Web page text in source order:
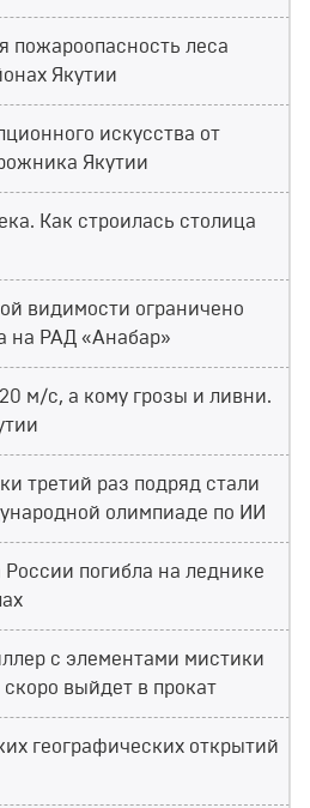
пожароопасность леса
Якутии
искусства от
Якутии
Как строилась столица
видимости ограничено
на РАД «Анабар»
м/с, а кому грозы и ливни.
третий раз подряд стали
олимпиаде по ИИ
погибла на леднике
с элементами мистики
выйдет в прокат
географических открытий